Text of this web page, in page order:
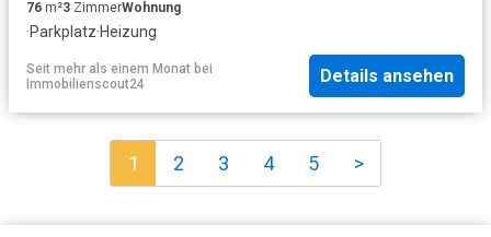
76 m²3 ZimmerWohnung
·Parkplatz·Heizung
Seit mehr als einem Monat bei
Immobilienscout24
Details ansehen
1 2 3 4 5 >